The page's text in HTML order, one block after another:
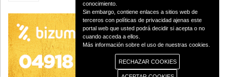
conocimiento.
Sin embargo, contiene enlaces a sitios web de
terceros con políticas de privacidad ajenas este
portal web que usted podrá decidir si acepta o no
cuando acceda a ellos.
Más información sobre el uso de nuestras cookies.
RECHAZAR COOKIES